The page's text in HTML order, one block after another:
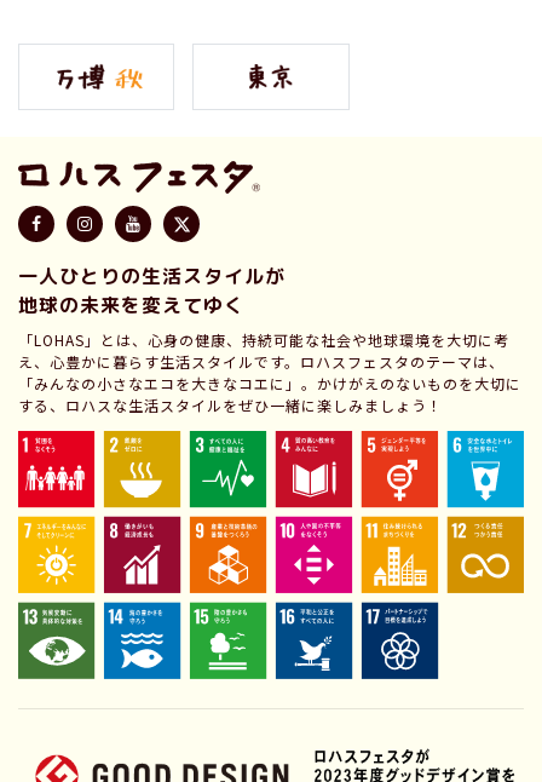
一人ひとりの生活スタイルが
地球の未来を変えてゆく
「LOHAS」とは、心身の健康、持続可能な社会や地球環境を大切に考
え、心豊かに暮らす生活スタイルです。ロハスフェスタのテーマは、
「みんなの小さなエコを大きなコエに」。かけがえのないものを大切に
する、ロハスな生活スタイルをぜひ一緒に楽しみましょう！